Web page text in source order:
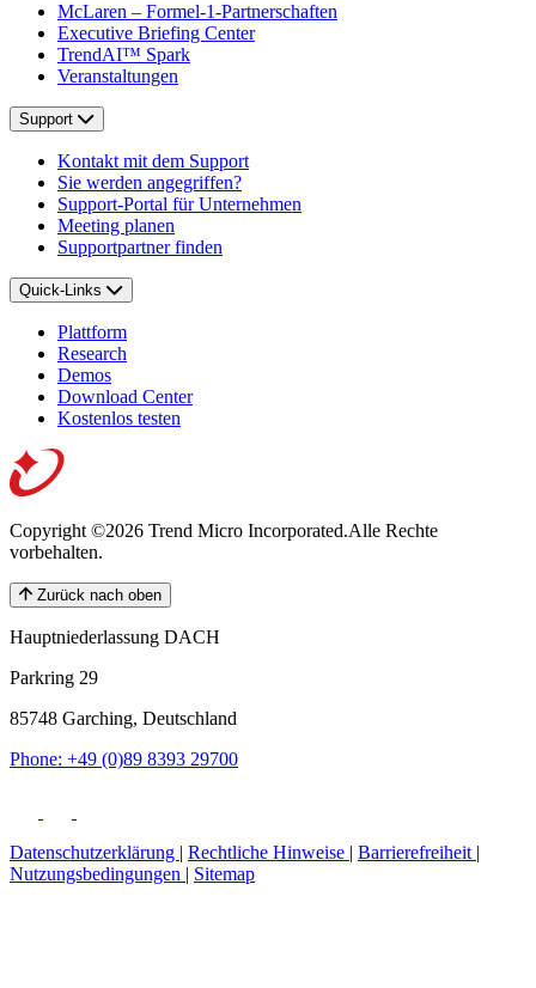
McLaren – Formel-1-Partnerschaften
Executive Briefing Center
TrendAI™ Spark
Veranstaltungen
Support
Kontakt mit dem Support
Sie werden angegriffen?
Support-Portal für Unternehmen
Meeting planen
Supportpartner finden
Quick-Links
Plattform
Research
Demos
Download Center
Kostenlos testen
Copyright ©2026 Trend Micro Incorporated.Alle Rechte
vorbehalten.
Zurück nach oben
Hauptniederlassung DACH
Parkring 29
85748 Garching, Deutschland
Phone: +49 (0)89 8393 29700
Datenschutzerklärung | Rechtliche Hinweise | Barrierefreiheit |
Nutzungsbedingungen | Sitemap